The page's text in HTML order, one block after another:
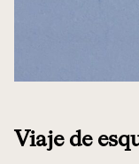
Viaje de